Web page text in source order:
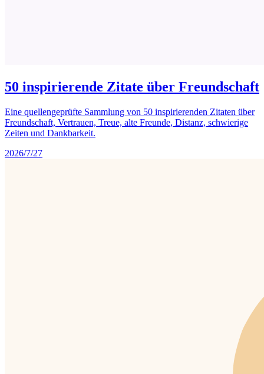
50 inspirierende Zitate über Freundschaft
Eine quellengeprüfte Sammlung von 50 inspirierenden Zitaten über
Freundschaft, Vertrauen, Treue, alte Freunde, Distanz, schwierige
Zeiten und Dankbarkeit.
2026/7/27